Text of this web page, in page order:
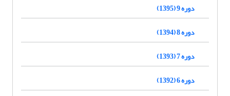
دوره 9 (1395)
دوره 8 (1394)
دوره 7 (1393)
دوره 6 (1392)